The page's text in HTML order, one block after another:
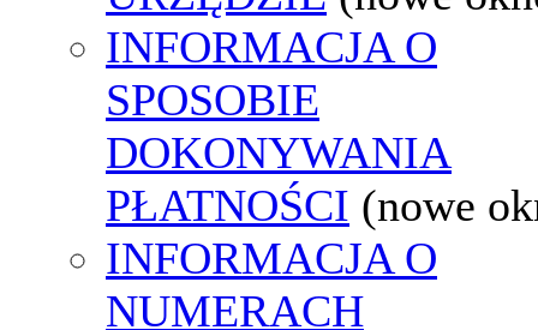
INFORMACJA O
SPOSOBIE
DOKONYWANIA
PŁATNOŚCI (nowe
INFORMACJA O
NUMERACH